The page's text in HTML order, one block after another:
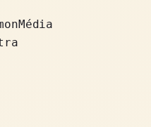
Média